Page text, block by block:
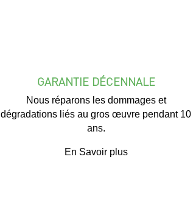
GARANTIE DÉCENNALE
Nous réparons les dommages et
dégradations liés au gros œuvre pendant 10
ans.
En Savoir plus